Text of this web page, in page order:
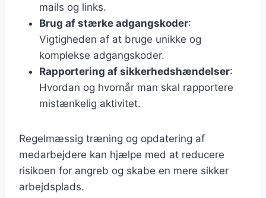
mails og links.
Brug af stærke adgangskoder:
Vigtigheden af at bruge unikke og
komplekse adgangskoder.
Rapportering af sikkerhedshændelser:
Hvordan og hvornår man skal rapportere
mistænkelig aktivitet.
Regelmæssig træning og opdatering af
medarbejdere kan hjælpe med at reducere
risikoen for angreb og skabe en mere sikker
arbejdsplads.